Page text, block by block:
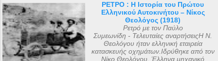
ΡΕΤΡΟ : Η Ιστορία του Πρώτου
Ελληνικού Αυτοκινήτου – Νίκος
Θεολόγος (1918)
Ρετρό με τον Παύλο
Συμεωνίδη - Τελευταίες αναρτήσειςΗ Ν.
Θεολόγου ήταν ελληνική εταιρεία
κατασκευής οχημάτων.Ιδρύθηκε από τον
Νίκο Θεολόγου, Έλληνα μηχανικό